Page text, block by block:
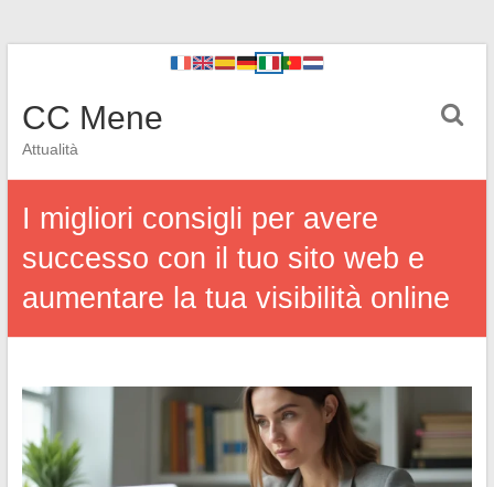
CC Mene
Attualità
I migliori consigli per avere
successo con il tuo sito web e
aumentare la tua visibilità online